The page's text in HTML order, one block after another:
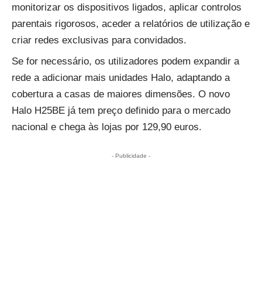
monitorizar os dispositivos ligados, aplicar controlos
parentais rigorosos, aceder a relatórios de utilização e
criar redes exclusivas para convidados.
Se for necessário, os utilizadores podem expandir a
rede a adicionar mais unidades Halo, adaptando a
cobertura a casas de maiores dimensões. O novo
Halo H25BE já tem preço definido para o mercado
nacional e chega às lojas por 129,90 euros.
- Publicidade -